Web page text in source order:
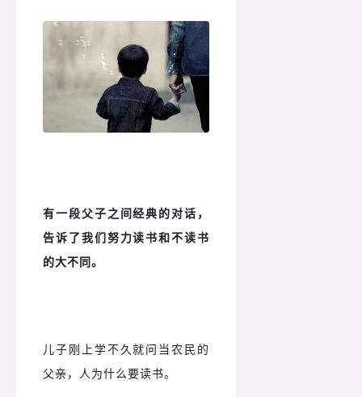
有一段父子之间经典的对话，
告诉了我们努力读书和不读书
的大不同。
儿子刚上学不久就问当农民的
父亲，人为什么要读书。